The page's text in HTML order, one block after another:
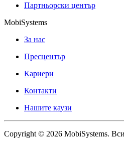
Партньорски център
MobiSystems
За нас
Пресцентър
Кариери
Контакти
Нашите каузи
Copyright © 2026 MobiSystems.